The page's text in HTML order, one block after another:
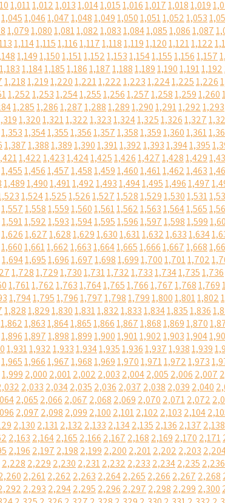
1,0111,0121,0131,0141,0151,0161,0171,0181,019
1,0451,0461,0471,0481,0491,0501,0511,0521,053
1,0791,0801,0811,0821,0831,0841,0851,0861,087
1,1141,1151,1161,1171,1181,1191,1201,1211,122
1,1491,1501,1511,1521,1531,1541,1551,1561,157
1,1831,1841,1851,1861,1871,1881,1891,1901,1911,192
1,2181,2191,2201,2211,2221,2231,2241,2251,226
1,2521,2531,2541,2551,2561,2571,2581,2591,260
1,2851,2861,2871,2881,2891,2901,2911,2921,293
1,3201,3211,3221,3231,3241,3251,3261,327
1,3531,3541,3551,3561,3571,3581,3591,3601,361
1,3871,3881,3891,3901,3911,3921,3931,3941,395
1,4221,4231,4241,4251,4261,4271,4281,429
1,4551,4561,4571,4581,4591,4601,4611,4621,463
1,4891,4901,4911,4921,4931,4941,4951,4961,497
1,5241,5251,5261,5271,5281,5291,5301,531
1,5571,5581,5591,5601,5611,5621,5631,5641,565
1,5911,5921,5931,5941,5951,5961,5971,5981,599
1,6261,6271,6281,6291,6301,6311,6321,6331,634
1,6601,6611,6621,6631,6641,6651,6661,6671,668
1,6941,6951,6961,6971,6981,6991,7001,7011,702
1,7281,7291,7301,7311,7321,7331,7341,7351,736
1,7611,7621,7631,7641,7651,7661,7671,7681,769
1,7941,7951,7961,7971,7981,7991,8001,8011,802
1,8281,8291,8301,8311,8321,8331,8341,8351,836
1,8621,8631,8641,8651,8661,8671,8681,8691,870
1,8961,8971,8981,8991,9001,9011,9021,9031,904
1,9311,9321,9331,9341,9351,9361,9371,9381,939
1,9651,9661,9671,9681,9691,9701,9711,9721,973
1,999 2,000 2,0012,002 2,003 2,0042,005 2,006 2,007
2,033 2,0342,035 2,036 2,037 2,038 2,039 2,040
2,065 2,066 2,067 2,068 2,069 2,070 2,0712,072
2,097 2,098 2,099 2,100 2,1012,102 2,103 2,104
2,130 2,1312,132 2,133 2,1342,135 2,136 2,137 2,138
2,163 2,1642,165 2,166 2,167 2,168 2,169 2,170 2,171
2,196 2,197 2,198 2,199 2,200 2,2012,202 2,203
2,228 2,229 2,230 2,2312,232 2,233 2,2342,235 2,236
2,2612,262 2,263 2,2642,265 2,266 2,267 2,268
2,293 2,2942,295 2,296 2,297 2,298 2,299 2,300